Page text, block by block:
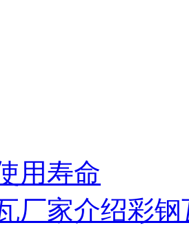
用寿命
厂家介绍彩